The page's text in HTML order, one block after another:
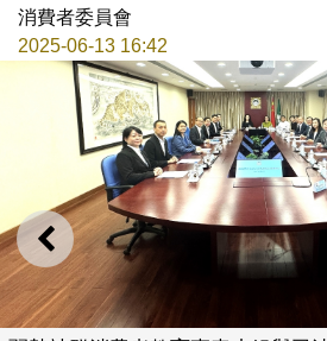
消費者委員會
2025-06-13 16:42
上一則